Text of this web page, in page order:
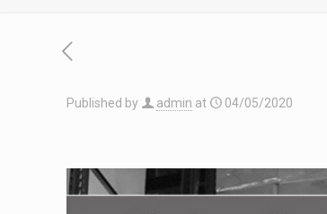
Published by admin at 04/05/2020